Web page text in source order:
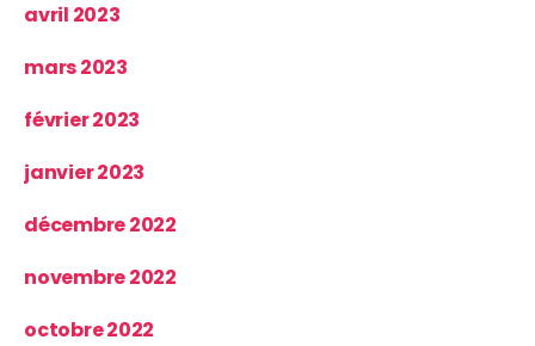
avril 2023
mars 2023
février 2023
janvier 2023
décembre 2022
novembre 2022
octobre 2022